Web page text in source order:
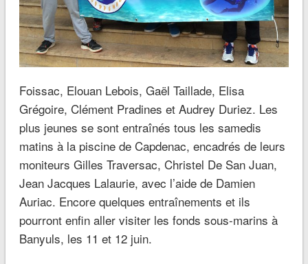
Foissac, Elouan Lebois, Gaël Taillade, Elisa
Grégoire, Clément Pradines et Audrey Duriez. Les
plus jeunes se sont entraînés tous les samedis
matins à la piscine de Capdenac, encadrés de leurs
moniteurs Gilles Traversac, Christel De San Juan,
Jean Jacques Lalaurie, avec l’aide de Damien
Auriac. Encore quelques entraînements et ils
pourront enfin aller visiter les fonds sous-marins à
Banyuls, les 11 et 12 juin.